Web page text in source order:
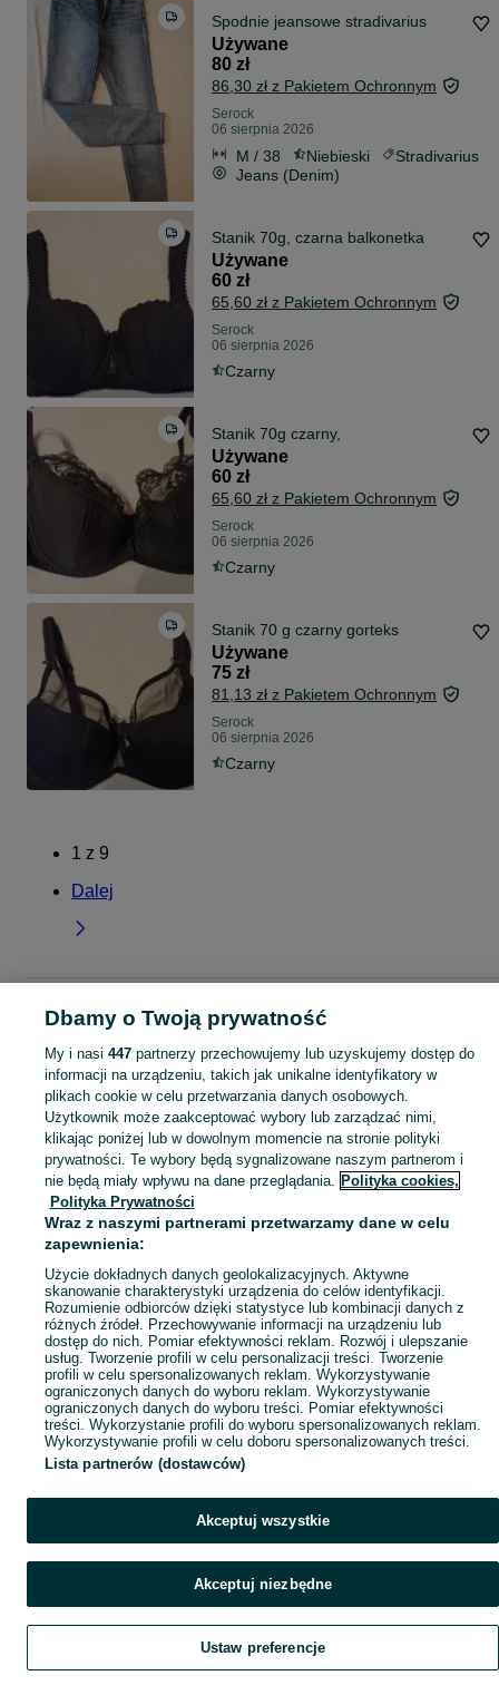
Spodnie jeansowe stradivarius
Używane
80 zł
86,30 zł z Pakietem Ochronnym
Serock
06 sierpnia 2026
M / 38 Niebieski
Stradivarius
Jeans (Denim)
Stanik 70g, czarna balkonetka
Używane
60 zł
65,60 zł z Pakietem Ochronnym
Serock
06 sierpnia 2026
Czarny
Stanik 70g czarny,
Używane
60 zł
65,60 zł z Pakietem Ochronnym
Serock
06 sierpnia 2026
Czarny
Stanik 70 g czarny gorteks
Używane
75 zł
81,13 zł z Pakietem Ochronnym
Serock
06 sierpnia 2026
Czarny
1 z 9
Dalej
Strona główna Lubelskie
KATEGORIA
Skorzystaj z największego serwisu ogłoszeniowego - Serock i okolice! Kupuj to, czego pragniesz i sprzedawaj to, czego już nie potrzebujesz! Zobacz
Mapa kategorii
Mapa miejscowości
Mapa ministron
Szukaj Obserwujesz Dodaj Czat Konto
Dbamy o Twoją prywatność
My i nasi 447partnerzy przechowujemy lub uzyskujemy dostęp do
informacji na urządzeniu, takich jak unikalne identyfikatory w
plikach cookie w celu przetwarzania danych osobowych.
Użytkownik może zaakceptować wybory lub zarządzać nimi,
klikając poniżej lub w dowolnym momencie na stronie polityki
prywatności. Te wybory będą sygnalizowane naszym partnerom i
nie będą miały wpływu na dane przeglądania. Polityka cookies,
Polityka Prywatności
Wraz z naszymi partnerami przetwarzamy dane w celu
zapewnienia:
Użycie dokładnych danych geolokalizacyjnych. Aktywne
skanowanie charakterystyki urządzenia do celów identyfikacji.
Rozumienie odbiorców dzięki statystyce lub kombinacji danych z
różnych źródeł. Przechowywanie informacji na urządzeniu lub
dostęp do nich. Pomiar efektywności reklam. Rozwój i ulepszanie
usług. Tworzenie profili w celu personalizacji treści. Tworzenie
profili w celu spersonalizowanych reklam. Wykorzystywanie
ograniczonych danych do wyboru reklam. Wykorzystywanie
ograniczonych danych do wyboru treści. Pomiar efektywności
treści. Wykorzystanie profili do wyboru spersonalizowanych reklam.
Wykorzystywanie profili w celu doboru spersonalizowanych treści.
Lista partnerów (dostawców)
Akceptuj wszystkie
Akceptuj niezbędne
Ustaw preferencje